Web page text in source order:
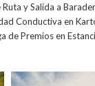
y Salida a
Conductiva en
de Premios en